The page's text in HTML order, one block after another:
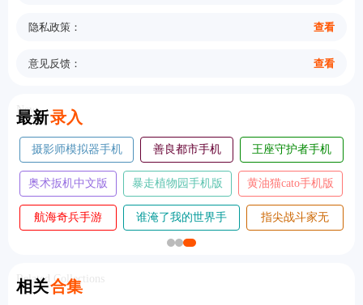
隐私政策： 查看
意见反馈： 查看
最新录入
New
摄影师模拟器手机
版
善良都市手机
版
王座守护者手机
版
奥术扳机中文版
暴走植物园手机版 黄油猫cato手机版
航海奇兵手游
谁淹了我的世界手
机版
指尖战斗家无
相关合集
Related Collections